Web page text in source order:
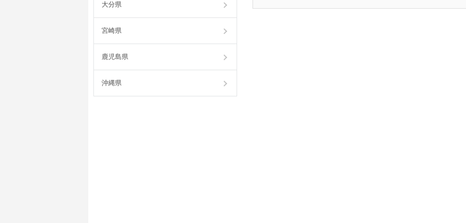
大分県
宮崎県
鹿児島県
沖縄県